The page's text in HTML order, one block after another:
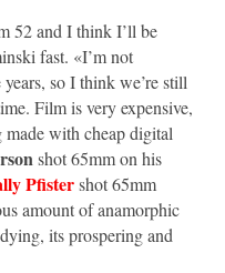
52 and I think I’ll be
fast. «I’m not
so I think we’re still
Film is very expensive,
with cheap digital
shot 65mm on his
Pfistershot 65mm
amount of anamorphic
its prospering and